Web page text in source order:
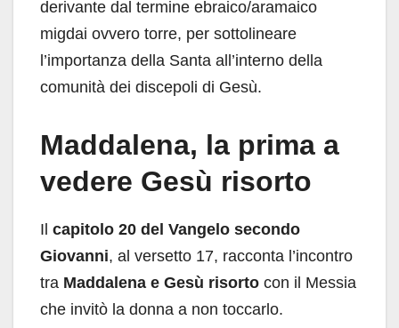
derivante dal termine ebraico/aramaico
migdai ovvero torre, per sottolineare
l’importanza della Santa all’interno della
comunità dei discepoli di Gesù.
Maddalena, la prima a
vedere Gesù risorto
Il capitolo 20 del Vangelo secondo
Giovanni, al versetto 17, racconta l’incontro
tra Maddalena e Gesù risorto con il Messia
che invitò la donna a non toccarlo.